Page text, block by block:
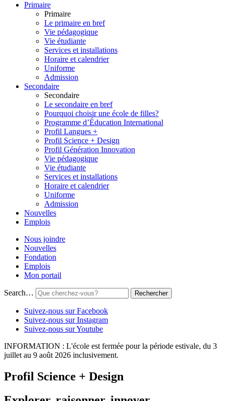
Primaire
Primaire
Le primaire en bref
Vie pédagogique
Vie étudiante
Services et installations
Horaire et calendrier
Uniforme
Admission
Secondaire
Secondaire
Le secondaire en bref
Pourquoi choisir une école de filles?
Programme d’Éducation International
Profil Langues +
Profil Science + Design
Profil Génération Innovation
Vie pédagogique
Vie étudiante
Services et installations
Horaire et calendrier
Uniforme
Admission
Nouvelles
Emplois
Nous joindre
Nouvelles
Fondation
Emplois
Mon portail
Search…
Suivez-nous sur Facebook
Suivez-nous sur Instagram
Suivez-nous sur Youtube
INFORMATION : L'école est fermée pour la période estivale, du 3
juillet au 9 août 2026 inclusivement.
Profil Science + Design